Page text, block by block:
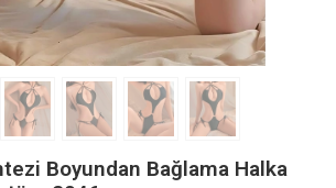
Boyundan Bağlama Halka